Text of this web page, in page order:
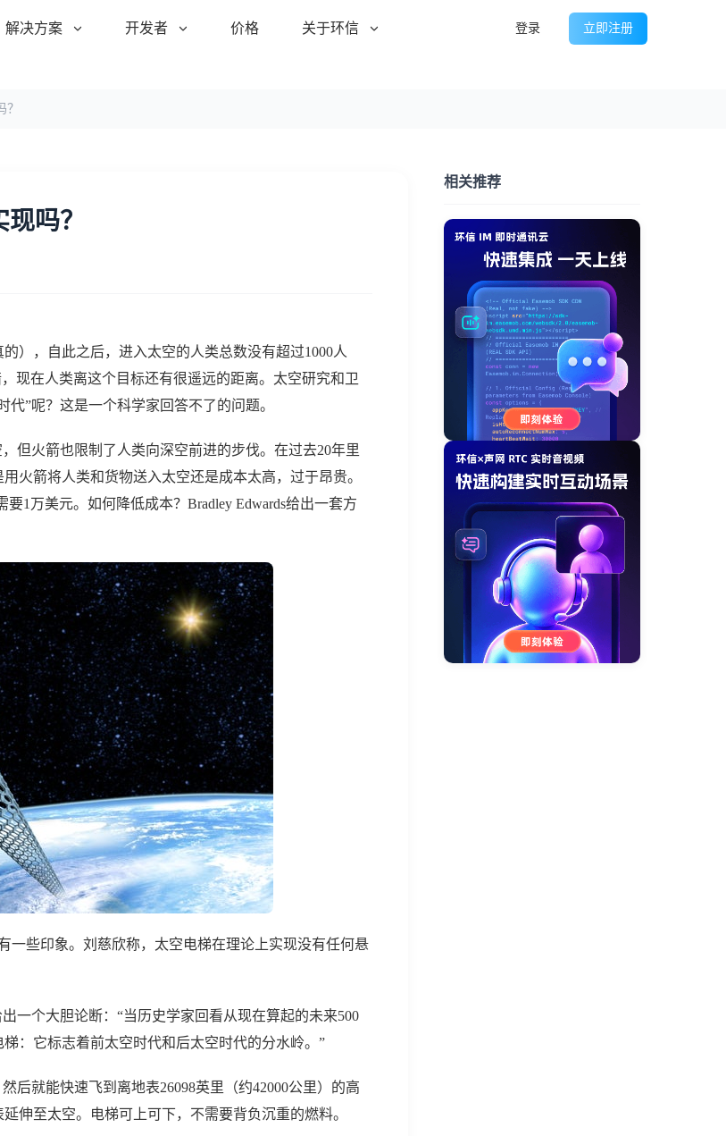
解决方案 开发者 价格 关于环信 登录 立即注册
吗？
），自此之后，进入太空的人类总数没有超过1000人
现在人类离这个目标还有很遥远的距离。太空研究和卫
”呢？这是一个科学家回答不了的问题。
但火箭也限制了人类向深空前进的步伐。在过去20年里
火箭将人类和货物送入太空还是成本太高，过于昂贵。
1万美元。如何降低成本？Bradley Edwards给出一套方
一些印象。刘慈欣称，太空电梯在理论上实现没有任何悬
一个大胆论断：“当历史学家回看从现在算起的未来500
：它标志着前太空时代和后太空时代的分水岭。”
后就能快速飞到离地表26098英里（约42000公里）的高
伸至太空。电梯可上可下，不需要背负沉重的燃料。
相关推荐